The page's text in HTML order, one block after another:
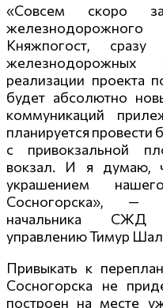
«Совсем скоро
Княжпогост,
железнодорожных
реализации проекта
будет абсолютно
коммуникаций
планируется провести
с привокзальной
вокзал. И я думаю,
украшением
Сосногорска», —
начальника СЖД
управлению Тимур
Привыкать к
Сосногорска не
построен на месте